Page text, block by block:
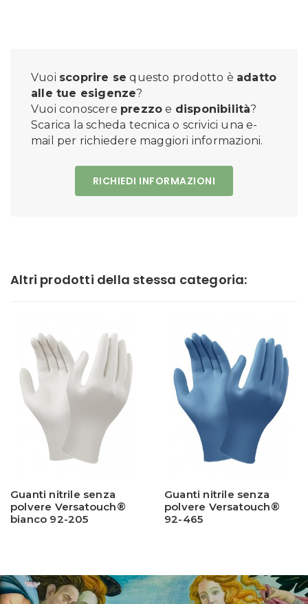
Vuoi scoprire se questo prodotto è adatto
alle tue esigenze?
Vuoi conoscere prezzo e disponibilità?
Scarica la scheda tecnica o scrivici una e-
mail per richiedere maggiori informazioni.
RICHIEDI INFORMAZIONI
Altri prodotti della stessa categoria:
Guanti nitrile senza
polvere Versatouch®
bianco 92-205
Guanti nitrile senza
polvere Versatouch®
92-465